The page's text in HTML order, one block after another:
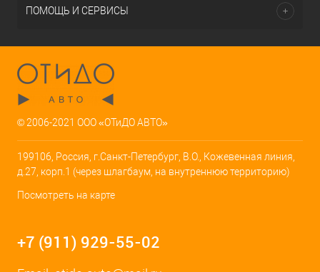
ПОМОЩЬ И СЕРВИСЫ
© 2006-2021 ООО «ОТиДО АВТО»
199106, Россия, г.Санкт-Петербург, В.О., Кожевенная линия,
д.27, корп.1 (через шлагбаум, на внутреннюю территорию)
Посмотреть на карте
+7 (911) 929-55-02